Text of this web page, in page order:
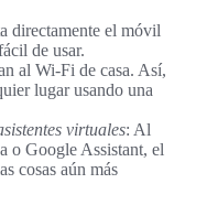
directamente el móvil
de usar.
al Wi-Fi de casa. Así,
lugar usando una
virtuales: Al
o Google Assistant, el
cosas aún más